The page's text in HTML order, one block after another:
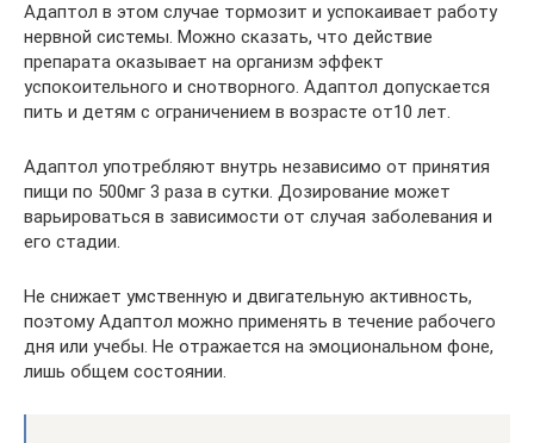
Адаптол в этом случае тормозит и успокаивает работу
нервной системы. Можно сказать, что действие
препарата оказывает на организм эффект
успокоительного и снотворного. Адаптол допускается
пить и детям с ограничением в возрасте от10 лет.
Адаптол употребляют внутрь независимо от принятия
пищи по 500мг 3 раза в сутки. Дозирование может
варьироваться в зависимости от случая заболевания и
его стадии.
Не снижает умственную и двигательную активность,
поэтому Адаптол можно применять в течение рабочего
дня или учебы. Не отражается на эмоциональном фоне,
лишь общем состоянии.